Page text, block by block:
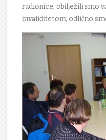
radionice, obilježili smo
invaliditetom, odlično